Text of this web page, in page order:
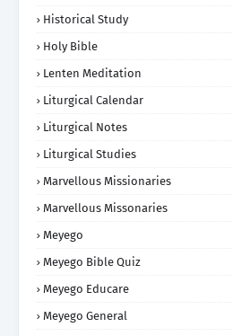
Historical Study
Holy Bible
Lenten Meditation
Liturgical Calendar
Liturgical Notes
Liturgical Studies
Marvellous Missionaries
Marvellous Missonaries
Meyego
Meyego Bible Quiz
Meyego Educare
Meyego General